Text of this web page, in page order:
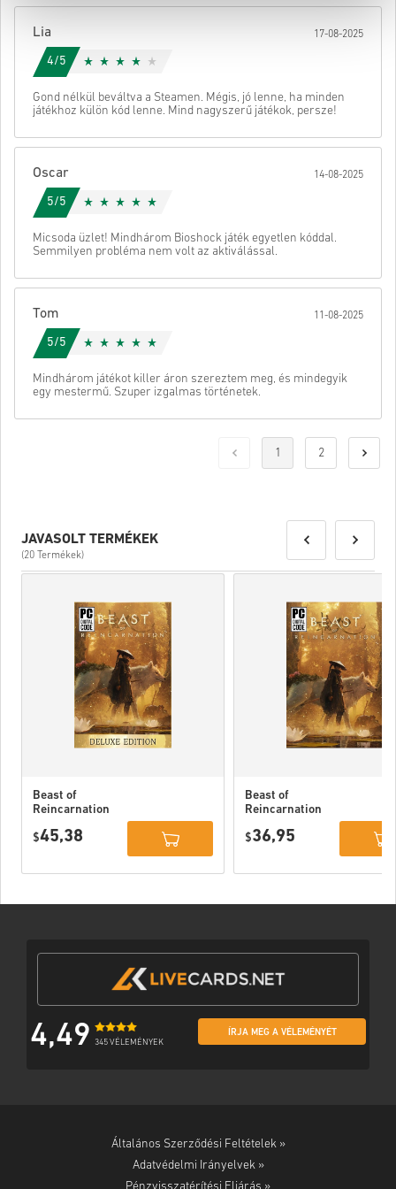
• Fejezd be a rendelést
Ezután kapsz egy e-mailt egy biztonságos linkkel a kódod
eléréséhez.
Lia 17-08-2025
4/5
Gond nélkül beváltva a Steamen. Mégis, jó lenne, ha minden
játékhoz külön kód lenne. Mind nagyszerű játékok, persze!
Oscar 14-08-2025
5/5
Micsoda üzlet! Mindhárom Bioshock játék egyetlen kóddal.
Semmilyen probléma nem volt az aktiválással.
Tom 11-08-2025
5/5
Mindhárom játékot killer áron szereztem meg, és mindegyik
egy mestermű. Szuper izgalmas történetek.
1 2
JAVASOLT TERMÉKEK
(20 Termékek)
Beast of
Reincarnation
PC (STEAM)
$45,38
Beast of
Reincarnation
$36,95
4,49 345 VÉLEMÉNYEK
ÍRJA MEG A VÉLEMÉNYÉT
Általános Szerződési Feltételek »
Adatvédelmi Irányelvek »